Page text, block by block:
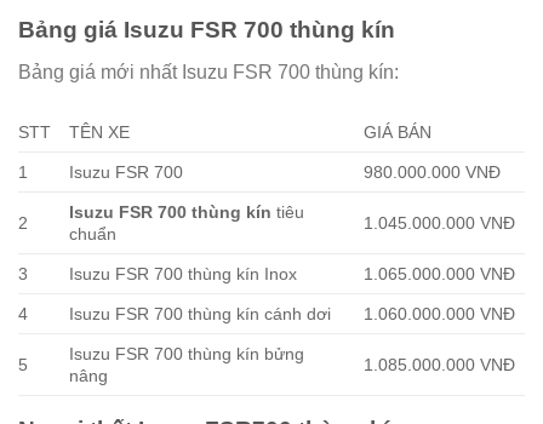
Bảng giá Isuzu FSR 700 thùng kín
Bảng giá mới nhất Isuzu FSR 700 thùng kín:
STT TÊN XE GIÁ BÁN
1 Isuzu FSR 700 980.000.000 VNĐ
2
Isuzu FSR 700 thùng kín tiêu
chuẩn
1.045.000.000 VNĐ
3 Isuzu FSR 700 thùng kín Inox 1.065.000.000 VNĐ
4 Isuzu FSR 700 thùng kín cánh dơi 1.060.000.000 VNĐ
5
Isuzu FSR 700 thùng kín bửng
nâng
1.085.000.000 VNĐ